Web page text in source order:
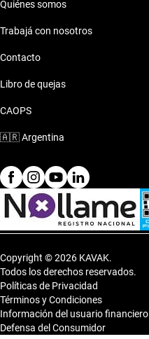
Quiénes somos
Trabajá con nosotros
Contacto
Libro de quejas
CAOPS
🇦🇷Argentina
Copyright © 2026 KAVAK.
Todos los derechos reservados.
Políticas de Privacidad
Términos y Condiciones
Información del usuario financiero
Defensa del Consumidor